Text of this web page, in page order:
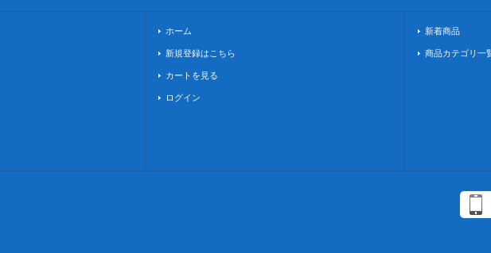
ホーム
新規登録はこちら
カートを見る
ログイン
新着商品
商品カテゴリ一